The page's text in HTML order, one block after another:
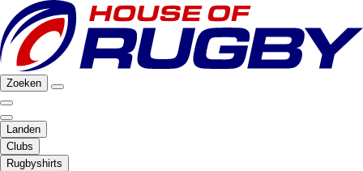
Zoeken
Landen
Clubs
Rugbyshirts